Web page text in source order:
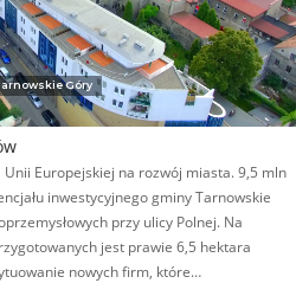
Góry
Europejskiej na rozwój miasta. 9,5 mln
inwestycyjnego gminy Tarnowskie
przy ulicy Polnej. Na
jest prawie 6,5 hektara
nowych firm, które…